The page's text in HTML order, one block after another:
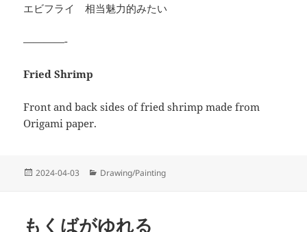
エビフライ 相当魅力的みたい
————-
Fried Shrimp
Front and back sides of fried shrimp made from
Origami paper.
投
2024-04-03
カ
ー
Drawing/Painting
もくばがゆれる